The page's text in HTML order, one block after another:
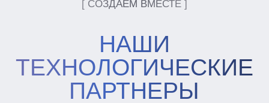
Наши эксперты выделили пять
ключевых направлений, которые станут
драйверами роста в финансах
К2 НейроТех: 5 ИИ-трендов, которые
изменят финансовую отрасль